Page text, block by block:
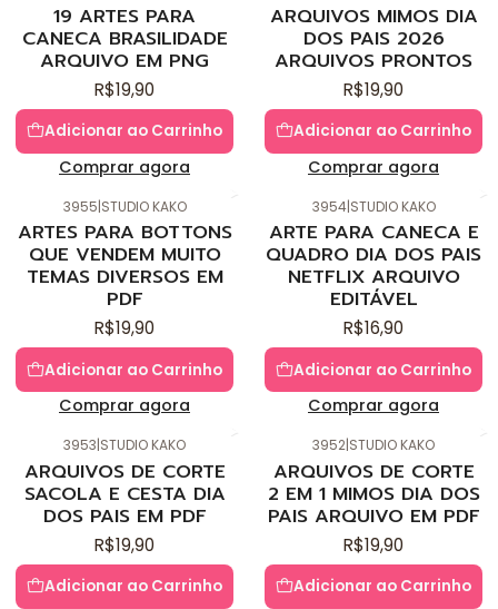
19 ARTES PARA
CANECA BRASILIDADE
ARQUIVO EM PNG
R$19,90
Adicionar ao Carrinho
Comprar agora
ARQUIVOS MIMOS DIA
DOS PAIS 2026
ARQUIVOS PRONTOS
R$19,90
Adicionar ao Carrinho
Comprar agora
3955|STUDIO KAKO
ARTES PARA BOTTONS
QUE VENDEM MUITO
TEMAS DIVERSOS EM
PDF
R$19,90
Adicionar ao Carrinho
Comprar agora
3954|STUDIO KAKO
ARTE PARA CANECA E
QUADRO DIA DOS PAIS
NETFLIX ARQUIVO
EDITÁVEL
R$16,90
Adicionar ao Carrinho
Comprar agora
3953|STUDIO KAKO
ARQUIVOS DE CORTE
SACOLA E CESTA DIA
DOS PAIS EM PDF
R$19,90
Adicionar ao Carrinho
3952|STUDIO KAKO
ARQUIVOS DE CORTE
2 EM 1 MIMOS DIA DOS
PAIS ARQUIVO EM PDF
R$19,90
Adicionar ao Carrinho